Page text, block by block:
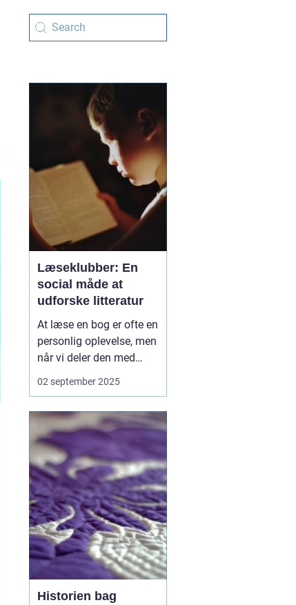
Læseklubber: En
social måde at
udforske litteratur
At læse en bog er ofte en
personlig oplevelse, men
når vi deler den med
andre, åbner der sig helt
nye perspektiver. En
ramme, hvor litteratur
bliver mere end ord på
papir – den bliver til
samt...
02 september 2025
Historien bag